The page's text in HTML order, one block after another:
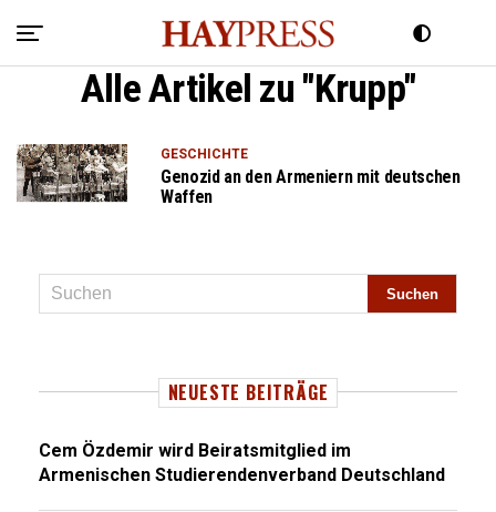
Alle Artikel zu "Krupp"
GESCHICHTE
Genozid an den Armeniern mit deutschen
Waffen
NEUESTE BEITRÄGE
Cem Özdemir wird Beiratsmitglied im
Armenischen Studierendenverband Deutschland